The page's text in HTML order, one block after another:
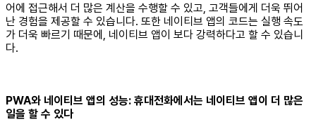
어에 접근해서 더 많은 계산을 수행할 수 있고, 고객들에게 더욱 뛰어
난 경험을 제공할 수 있습니다. 또한 네이티브 앱의 코드는 실행 속도
가 더욱 빠르기 때문에, 네이티브 앱이 보다 강력하다고 할 수 있습니
다.
PWA와 네이티브 앱의 성능: 휴대전화에서는 네이티브 앱이 더 많은
일을 할 수 있다